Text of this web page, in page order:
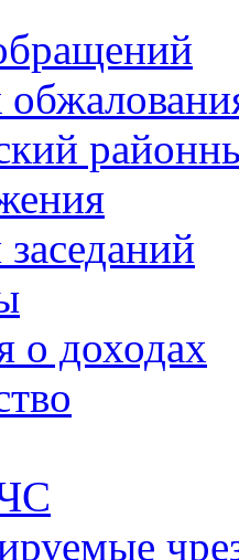
о доходах